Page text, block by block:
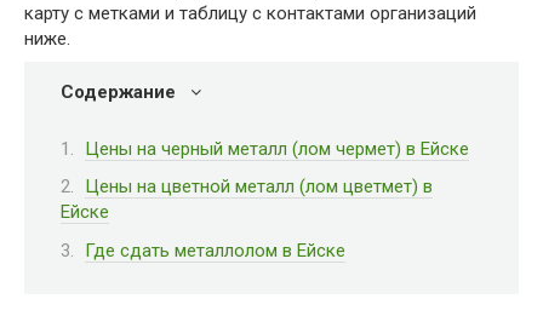
карту с метками и таблицу с контактами организаций
ниже.
Содержание
Цены на черный металл (лом чермет) в Ейске
Цены на цветной металл (лом цветмет) в
Ейске
Где сдать металлолом в Ейске